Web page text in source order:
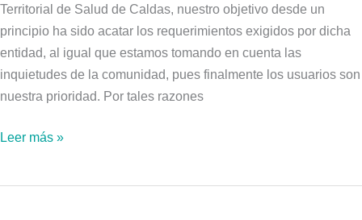
Territorial de Salud de Caldas, nuestro objetivo desde un
principio ha sido acatar los requerimientos exigidos por dicha
entidad, al igual que estamos tomando en cuenta las
inquietudes de la comunidad, pues finalmente los usuarios son
nuestra prioridad. Por tales razones
Leer más »